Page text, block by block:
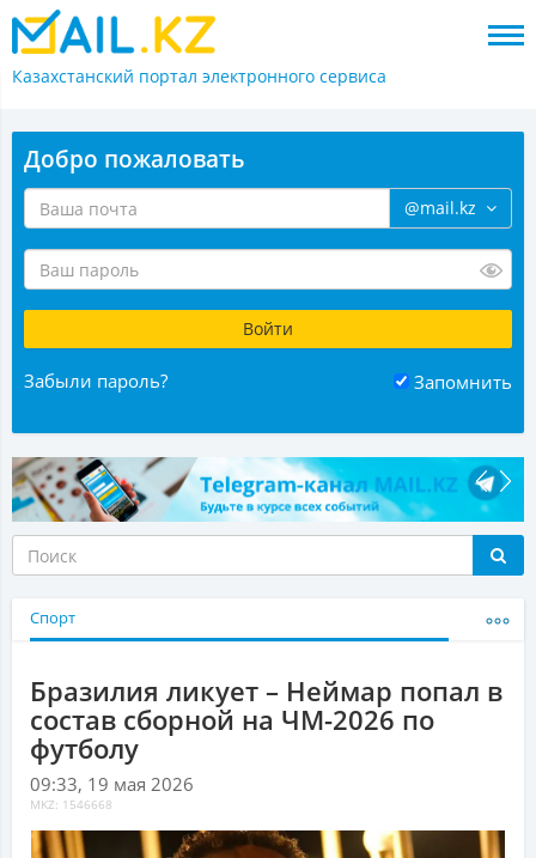
Казахстанский портал электронного сервиса
Добро пожаловать
@mail.kz
Забыли пароль? Запомнить
Спорт
Бразилия ликует – Неймар попал в
состав сборной на ЧМ-2026 по
футболу
09:33, 19 мая 2026
MKZ: 1546668